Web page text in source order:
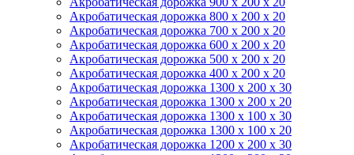
Акробатическая дорожка 800 x 200 x 20
Акробатическая дорожка 700 x 200 x 20
Акробатическая дорожка 600 x 200 x 20
Акробатическая дорожка 500 x 200 x 20
Акробатическая дорожка 400 x 200 x 20
Акробатическая дорожка 1300 x 200 x 30
Акробатическая дорожка 1300 x 200 x 20
Акробатическая дорожка 1300 x 100 x 30
Акробатическая дорожка 1300 x 100 x 20
Акробатическая дорожка 1200 x 200 x 30